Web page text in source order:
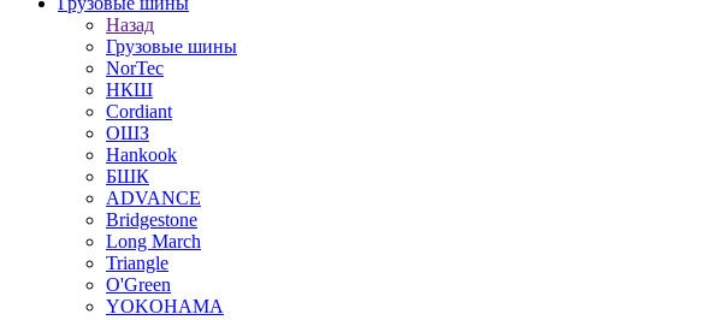
Назад
Грузовые шины
NorTec
НКШ
Cordiant
ОШЗ
Hankook
БШК
ADVANCE
Bridgestone
Long March
Triangle
O'Green
YOKOHAMA